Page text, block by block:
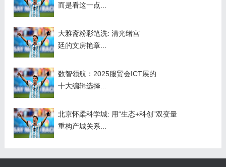
而是看这一点...
大雅斋粉彩笔洗: 清光绪宫
廷的文房艳章...
数智领航：2025服贸会ICT展的
十大编辑选择...
北京怀柔科学城: 用“生态+科创”双变量
重构产城关系...